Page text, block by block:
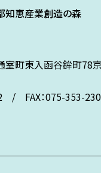
知恵産業創造の森
室町東入函谷鉾町78
/ FAX：075-353-